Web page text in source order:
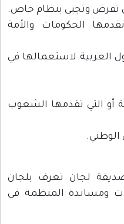
تفرض وتجبى بنظام خاص.
الحكومات والأمة
العربية لاستعمالها في
أو التي تقدمها الشعوب
الوطني.
لجان تعرف بلجان
ومساندة المنظمة في